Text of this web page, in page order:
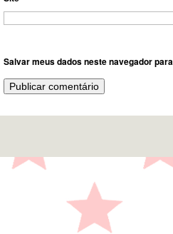
Salvar meus dados neste navegador